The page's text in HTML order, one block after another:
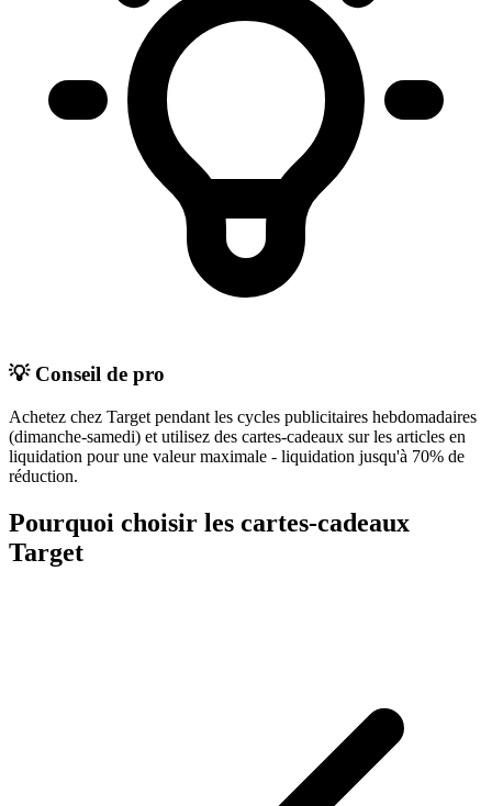
💡 Conseil de pro
Achetez chez Target pendant les cycles publicitaires hebdomadaires
(dimanche-samedi) et utilisez des cartes-cadeaux sur les articles en
liquidation pour une valeur maximale - liquidation jusqu'à 70% de
réduction.
Pourquoi choisir les cartes-cadeaux
Target